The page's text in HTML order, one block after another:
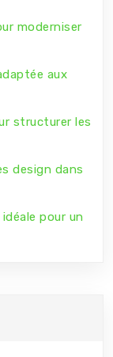
moderniser
aux
structurer les
design dans
pour un